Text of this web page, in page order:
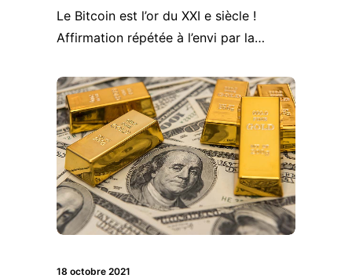
Le Bitcoin est l’or du XXI e siècle !
Affirmation répétée à l’envi par la…
18 octobre 2021